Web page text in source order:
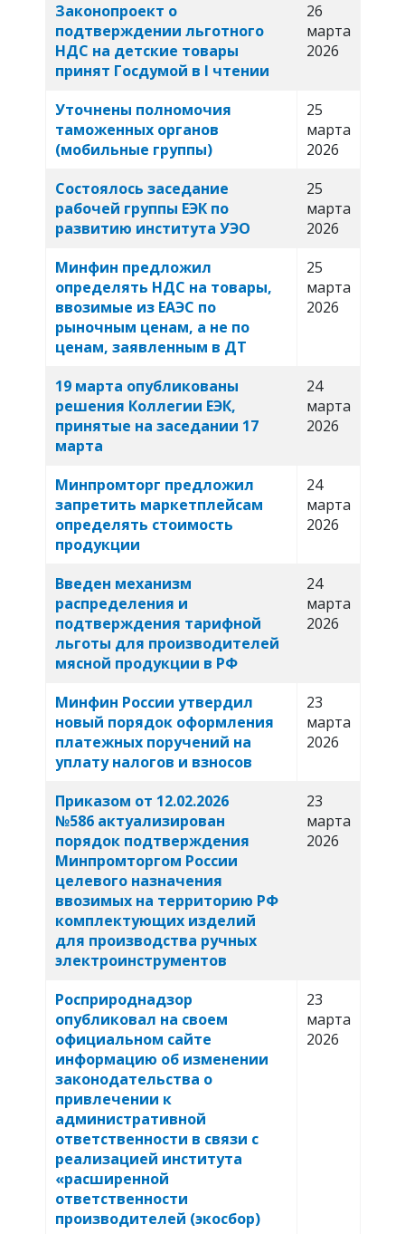
Законопроект о
подтверждении льготного
НДС на детские товары
принят Госдумой в I чтении
26
марта
2026
Уточнены полномочия
таможенных органов
(мобильные группы)
25
марта
2026
Состоялось заседание
рабочей группы ЕЭК по
развитию института УЭО
25
марта
2026
Минфин предложил
определять НДС на товары,
ввозимые из ЕАЭС по
рыночным ценам, а не по
ценам, заявленным в ДТ
25
марта
2026
19 марта опубликованы
решения Коллегии ЕЭК,
принятые на заседании 17
марта
24
марта
2026
Минпромторг предложил
запретить маркетплейсам
определять стоимость
продукции
24
марта
2026
Введен механизм
распределения и
подтверждения тарифной
льготы для производителей
мясной продукции в РФ
24
марта
2026
Минфин России утвердил
новый порядок оформления
платежных поручений на
уплату налогов и взносов
23
марта
2026
Приказом от 12.02.2026
№586 актуализирован
порядок подтверждения
Минпромторгом России
целевого назначения
ввозимых на территорию РФ
комплектующих изделий
для производства ручных
электроинструментов
23
марта
2026
Росприроднадзор
опубликовал на своем
официальном сайте
информацию об изменении
законодательства о
привлечении к
административной
ответственности в связи с
реализацией института
«расширенной
ответственности
производителей (экосбор)
23
марта
2026